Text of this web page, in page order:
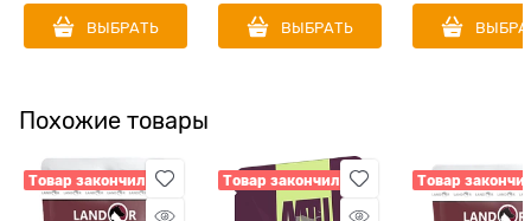
ВЫБРАТЬ ВЫБРАТЬ
Похожие товары
Товар закончился Товар закончился Товар